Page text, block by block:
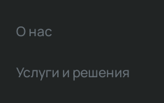
О нас
Услуги и решения